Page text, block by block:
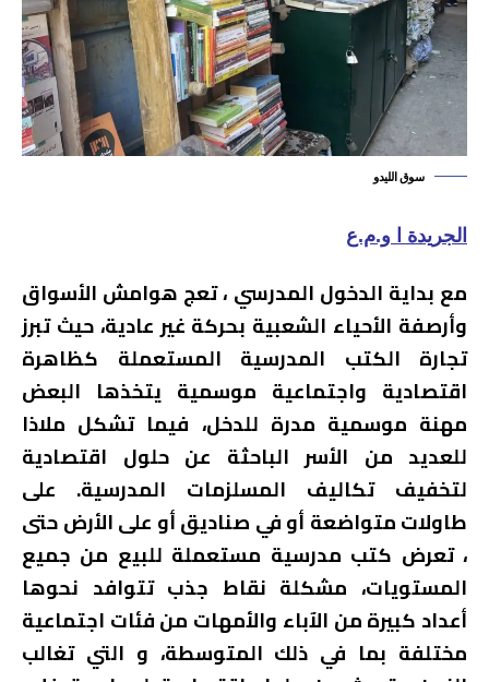
سوق الليدو
الجريدة ا و.م.ع
مع بداية الدخول المدرسي ، تعج هوامش الأسواق
وأرصفة الأحياء الشعبية بحركة غير عادية، حيث تبرز
تجارة الكتب المدرسية المستعملة كظاهرة
اقتصادية واجتماعية موسمية يتخذها البعض
مهنة موسمية مدرة للدخل، فيما تشكل ملاذا
للعديد من الأسر الباحثة عن حلول اقتصادية
لتخفيف تكاليف المسلزمات المدرسية. على
طاولات متواضعة أو في صناديق أو على الأرض حتى
، تعرض كتب مدرسية مستعملة للبيع من جميع
المستويات، مشكلة نقاط جذب تتوافد نحوها
أعداد كبيرة من الآباء والأمهات من فئات اجتماعية
مختلفة بما في ذلك المتوسطة، و التي تغالب